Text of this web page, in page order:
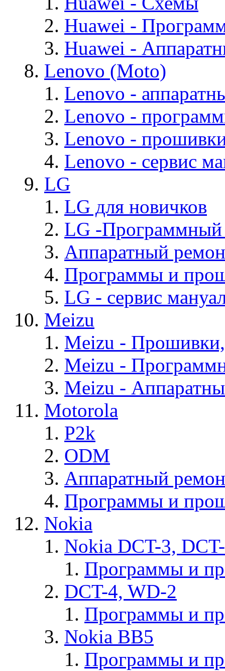
Huawei -
Huawei -
Lenovo (Moto)
Lenovo -
Lenovo -
Lenovo -
Lenovo - cервис
LG
LG для новичков
LG -Программный
Аппаратный
Программы и
LG - cервис
Meizu
Meizu -
Meizu -
Meizu -
Motorola
P2k
ODM
Аппаратный
Программы и
Nokia
Nokia DCT-3,
Программы и
DCT-4, WD-2
Программы и
Nokia BB5
Программы и